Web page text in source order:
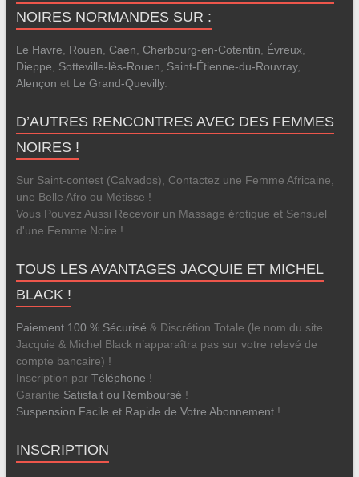
NOIRES NORMANDES SUR :
Le Havre Rouen Caen Cherbourg-en-Cotentin Évreux,
Dieppe
Sotteville-lès-Rouen Saint-Étienne-du-Rouvray,
Alençon et Le Grand-Quevilly.
D’AUTRES RENCONTRES AVEC DES FEMMES
NOIRES !
Sur Saint-contest (Calvados), Contactez une Femme Africaine,
une Belle Afro ou Métisse !
Vous Pouvez Aussi Recevoir un Massage érotique et Sensuel
d'une Femme Noire !
TOUS LES AVANTAGES JACQUIE ET MICHEL
BLACK !
Paiement 100 % Sécurisé & Discrétion Totale (le nom du site
Jacquie & Michel Black n’apparaîtra pas sur votre relevé de
compte bancaire) !
Inscription par Téléphone !
Garantie Satisfait ou Remboursé !
Suspension Facile et Rapide de Votre Abonnement!
INSCRIPTION